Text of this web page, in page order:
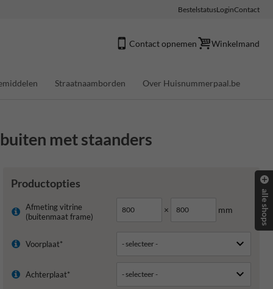
BestelstatusLoginContact
Contact opnemen Winkelmand
Straatnaamborden Over Huisnummerpaal.be
met staanders
Productopties
Afmeting vitrine
(buitenmaat frame)
× mm
Voorplaat*
Achterplaat*
alle shops